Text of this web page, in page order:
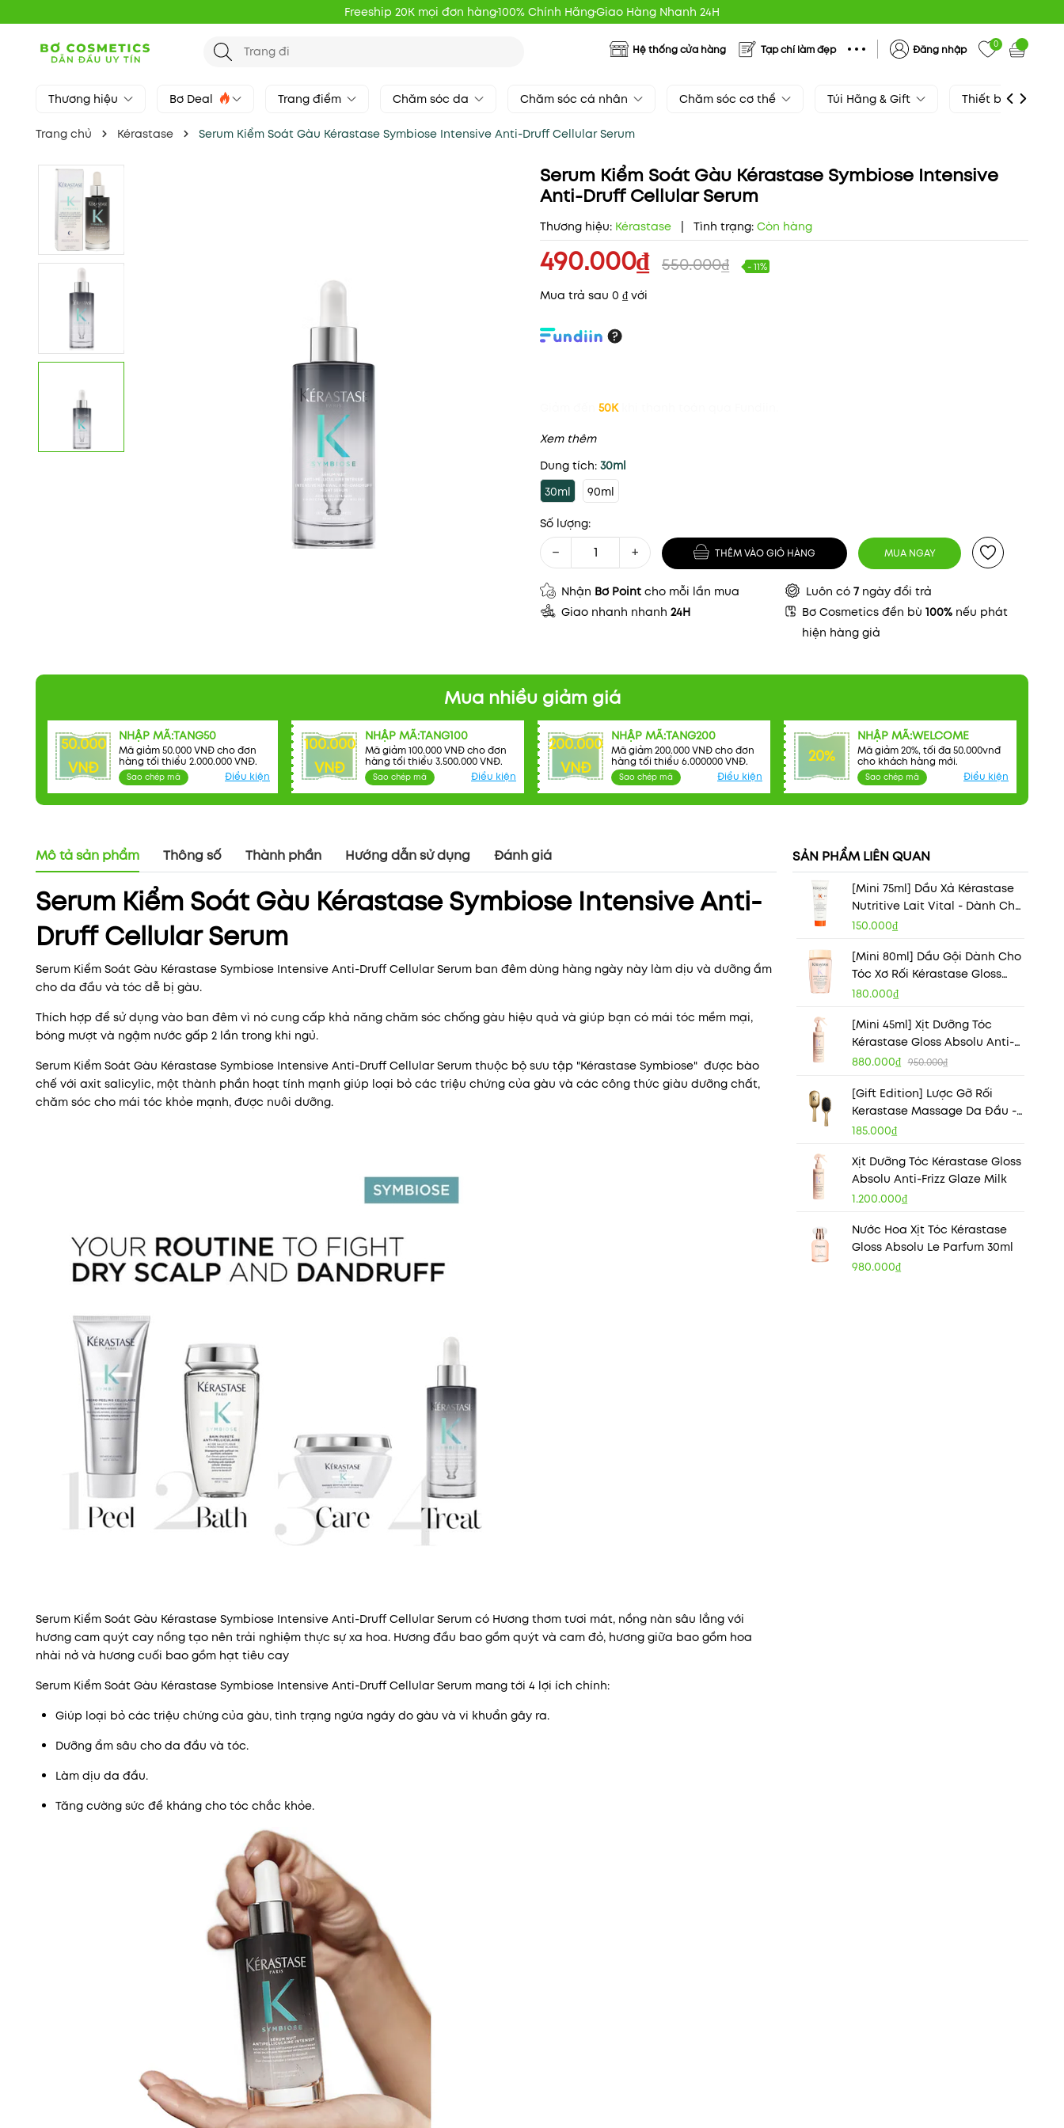
Freeship 20K mọi đơn hàng100% Chính HãngGiao Hàng Nhanh 24H
Hệ thống cửa hàng Tạp chí làm đẹp Đăng nhập 0
Thương hiệu Bơ Deal Trang điểm Chăm sóc da Chăm sóc cá nhân Chăm sóc cơ thể Túi Hãng & Gift Thiết bị làm đẹp
Trang chủ Kérastase Serum Kiểm Soát Gàu Kérastase Symbiose Intensive Anti-Druff Cellular Serum
Serum Kiểm Soát Gàu Kérastase Symbiose Intensive
Anti-Druff Cellular Serum
Thương hiệu: Kérastase Tình trạng: Còn hàng
490.000₫ 550.000₫ - 11%
Mua trả sau 0 ₫ với
50K
Xem thêm
Dung tích: 30ml
30ml
90ml
Số lượng:
− + THÊM VÀO GIỎ HÀNG MUA NGAY
Nhận Bơ Point cho mỗi lần mua Luôn có 7 ngày đổi trả
Giao nhanh nhanh 24H Bơ Cosmetics đền bù100% nếu phát
hiện hàng giả
Mua nhiều giảm giá
50.000
VNĐ
NHẬP MÃ:TANG50
Mã giảm 50.000 VNĐ cho đơn
hàng tối thiểu 2.000.000 VNĐ.
Sao chép mã Điều kiện
100.000
VNĐ
NHẬP MÃ:TANG100
Mã giảm 100.000 VNĐ cho đơn
hàng tối thiểu 3.500.000 VNĐ.
Sao chép mã Điều kiện
200.000
VNĐ
NHẬP MÃ:TANG200
Mã giảm 200.000 VNĐ cho đơn
hàng tối thiểu 6.000000 VNĐ.
Sao chép mã Điều kiện
20%
NHẬP MÃ:WELCOME
Mã giảm 20%, tối đa 50.000vnđ
cho khách hàng mới.
Sao chép mã Điều kiện
Điều kiện:
Mô tả sản phẩm Thông số Thành phần Hướng dẫn sử dụng Đánh giá
Serum Kiểm Soát Gàu Kérastase Symbiose Intensive Anti-
Druff Cellular Serum
Serum Kiểm Soát Gàu Kérastase Symbiose Intensive Anti-Druff Cellular Serum ban đêm dùng hàng ngày này làm dịu và dưỡng ẩm
cho da đầu và tóc dễ bị gàu.
Thích hợp để sử dụng vào ban đêm vì nó cung cấp khả năng chăm sóc chống gàu hiệu quả và giúp bạn có mái tóc mềm mại,
bóng mượt và ngậm nước gấp 2 lần trong khi ngủ.
Serum Kiểm Soát Gàu Kérastase Symbiose Intensive Anti-Druff Cellular Serum thuộc bộ sưu tập "Kérastase Symbiose" được bào
chế với axit salicylic, một thành phần hoạt tính mạnh giúp loại bỏ các triệu chứng của gàu và các công thức giàu dưỡng chất,
chăm sóc cho mái tóc khỏe mạnh, được nuôi dưỡng.
Serum Kiểm Soát Gàu Kérastase Symbiose Intensive Anti-Druff Cellular Serum có Hương thơm tươi mát, nồng nàn sâu lắng với
hương cam quýt cay nồng tạo nên trải nghiệm thực sự xa hoa. Hương đầu bao gồm quýt và cam đỏ, hương giữa bao gồm hoa
nhài nở và hương cuối bao gồm hạt tiêu cay
Serum Kiểm Soát Gàu Kérastase Symbiose Intensive Anti-Druff Cellular Serum mang tới 4 lợi ích chính:
Giúp loại bỏ các triệu chứng của gàu, tình trạng ngứa ngáy do gàu và vi khuẩn gây ra.
Dưỡng ẩm sâu cho da đầu và tóc.
Làm dịu da đầu.
Tăng cường sức đề kháng cho tóc chắc khỏe.
SẢN PHẨM LIÊN QUAN
[Mini 75ml] Dầu Xả Kérastase
Nutritive Lait Vital - Dành Cho
Tóc Khô
150.000₫
[Mini 80ml] Dầu Gội Dành Cho
Tóc Xơ Rối Kérastase Gloss
Absolu Bain Hydra Glaze
180.000₫
[Mini 45ml] Xịt Dưỡng Tóc
Kérastase Gloss Absolu Anti-
Frizz Glaze Milk
880.000₫ 950.000₫
[Gift Edition] Lược Gỡ Rối
Kerastase Massage Da Đầu -
Phiên Bản Gold Sang Trọng
185.000₫
Xịt Dưỡng Tóc Kérastase Gloss
Absolu Anti-Frizz Glaze Milk
1.200.000₫
Nước Hoa Xịt Tóc Kérastase
Gloss Absolu Le Parfum 30ml
980.000₫